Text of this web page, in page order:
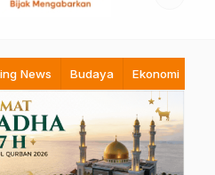
News Budaya Ekonomi